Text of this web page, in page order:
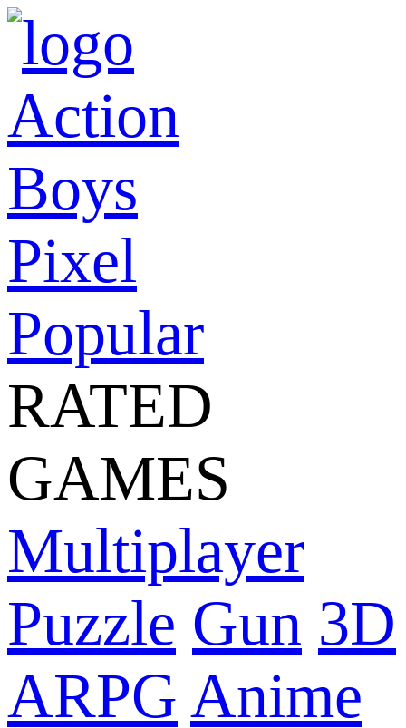
Action
Boys
Pixel
Popular
RATED
GAMES
Multiplayer
Puzzle Gun 3D
ARPG Anime